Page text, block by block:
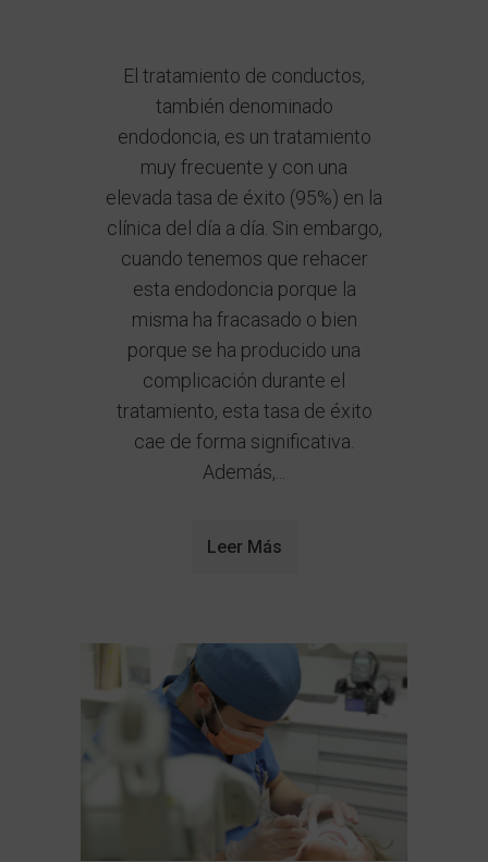
El tratamiento de conductos,
también denominado
endodoncia, es un tratamiento
muy frecuente y con una
elevada tasa de éxito (95%) en la
clínica del día a día. Sin embargo,
cuando tenemos que rehacer
esta endodoncia porque la
misma ha fracasado o bien
porque se ha producido una
complicación durante el
tratamiento, esta tasa de éxito
cae de forma significativa.
Además,...
Leer Más